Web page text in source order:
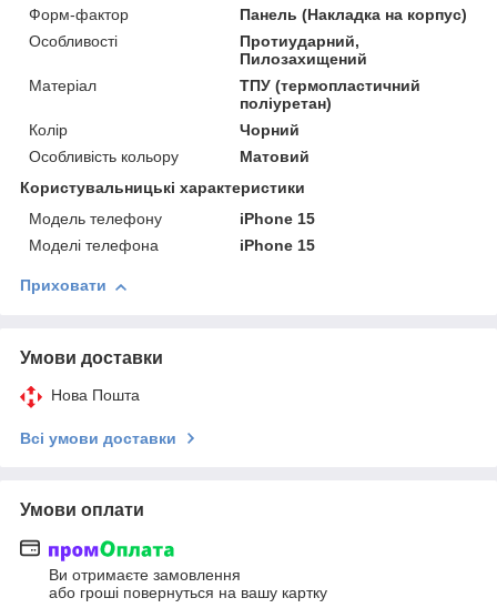
Форм-фактор
Панель (Накладка на корпус)
Особливості
Протиударний,
Пилозахищений
Матеріал
ТПУ (термопластичний
поліуретан)
Колір
Чорний
Особливість кольору
Матовий
Користувальницькі характеристики
Модель телефону
iPhone 15
Моделі телефона
iPhone 15
Приховати
Умови доставки
Нова Пошта
Всі умови доставки
Умови оплати
Ви отримаєте замовлення
або гроші повернуться на вашу картку